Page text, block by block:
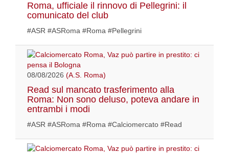
Roma, ufficiale il rinnovo di Pellegrini: il
comunicato del club
#ASR #ASRoma #Roma #Pellegrini
08/08/2026 (A.S. Roma)
Read sul mancato trasferimento alla
Roma: Non sono deluso, poteva andare in
entrambi i modi
#ASR #ASRoma #Roma #Calciomercato #Read